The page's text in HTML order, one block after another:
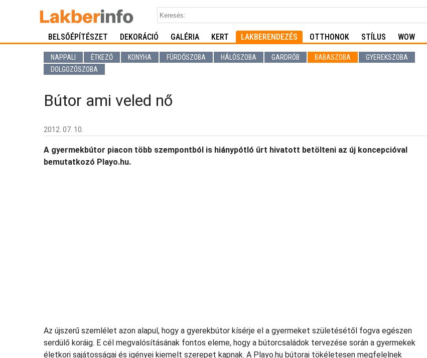
BELSŐÉPÍTÉSZET DEKORÁCIÓ GALÉRIA KERT LAKBERENDEZÉS OTTHONOK STÍLUS WOW
NAPPALI ÉTKEZŐ KONYHA FÜRDŐSZOBA HÁLÓSZOBA GARDRÓB BABASZOBA
GYEREKSZOBA
DOLGOZÓSZOBA
Bútor ami veled nő
2012. 07. 10.
A gyermekbútor piacon több szempontból is hiánypótló űrt hivatott betölteni az új koncepcióval
bemutatkozó Playo.hu.
Az újszerű szemlélet azon alapul, hogy a gyerekbútor kísérje el a gyermeket születésétől fogva egészen
serdülő koráig. E cél megvalósításának fontos eleme, hogy a bútorcsaládok tervezése során a gyermekek
életkori sajátosságai és igényei kiemelt szerepet kapnak. A Playo.hu bútorai tökéletesen megfelelnek